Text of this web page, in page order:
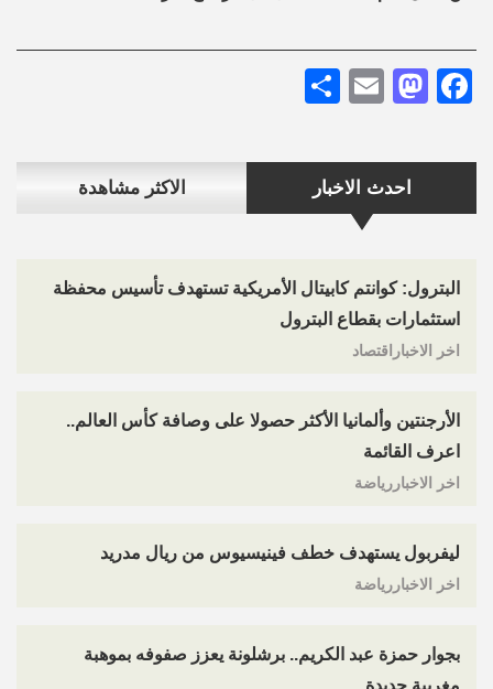
احدث الاخبار الاكثر مشاهدة
البترول: كوانتم كابيتال الأمريكية تستهدف تأسيس محفظة
استثمارات بقطاع البترول
اخر الاخباراقتصاد
الأرجنتين وألمانيا الأكثر حصولا على وصافة كأس العالم..
اعرف القائمة
اخر الاخباررياضة
ليفربول يستهدف خطف فينيسيوس من ريال مدريد
اخر الاخباررياضة
بجوار حمزة عبد الكريم.. برشلونة يعزز صفوفه بموهبة
مغربية جديدة
Facebook
Mastodon
Email